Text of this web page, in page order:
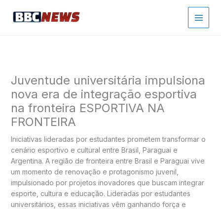
para
Juventude universitária impulsiona
nova era de integração esportiva
na fronteira ESPORTIVA NA
FRONTEIRA
Iniciativas lideradas por estudantes prometem transformar o
cenário esportivo e cultural entre Brasil, Paraguai e
Argentina. A região de fronteira entre Brasil e Paraguai vive
um momento de renovação e protagonismo juvenil,
impulsionado por projetos inovadores que buscam integrar
esporte, cultura e educação. Lideradas por estudantes
universitários, essas iniciativas vêm ganhando força e